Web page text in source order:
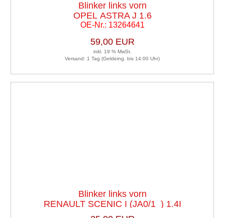
Blinker links vorn
OPEL ASTRA J 1.6
OE-Nr.: 13264641
59,00 EUR
inkl. 19 % MwSt.
Versand: 1 Tag (Geldeing. bis 14:00 Uhr)
Blinker links vorn
RENAULT SCENIC I (JA0/1_) 1.4I